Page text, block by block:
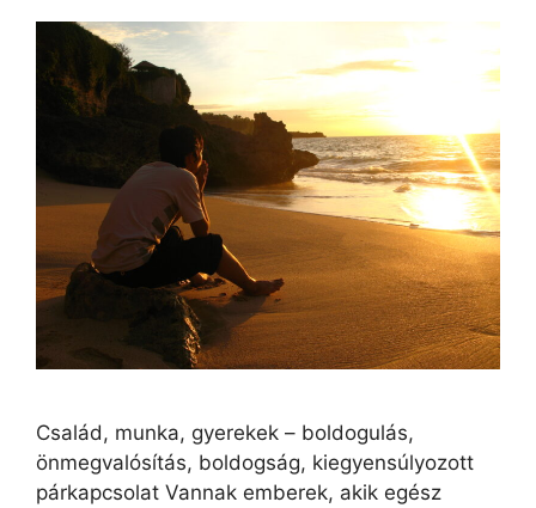
Család, munka, gyerekek – boldogulás,
önmegvalósítás, boldogság, kiegyensúlyozott
párkapcsolat Vannak emberek, akik egész